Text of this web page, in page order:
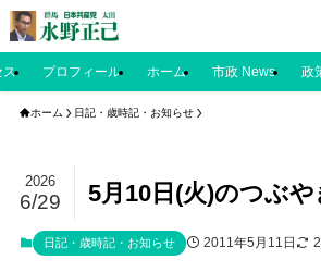
ス プロフィール ホーム 市政 News 政
ホーム 日記・歳時記・お知らせ
5月10日(火)のつぶや
2026
6/29
日記・歳時記・お知らせ 2011年5月11日